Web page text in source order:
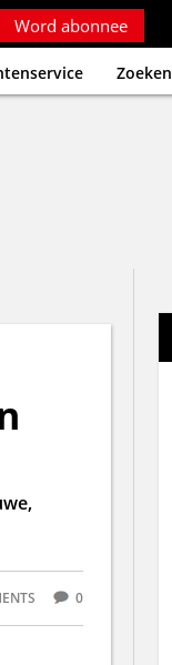
Word abonnee
Zoeken
0